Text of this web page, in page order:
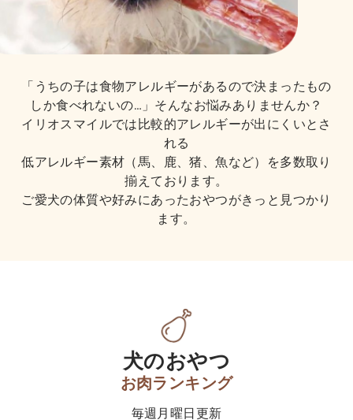
「うちの子は食物アレルギーがあるので決まったもの
しか食べれないの…」そんなお悩みありませんか？
イリオスマイルでは比較的アレルギーが出にくいとさ
れる
低アレルギー素材（馬、鹿、猪、魚など）を多数取り
揃えております。
ご愛犬の体質や好みにあったおやつがきっと見つかり
ます。
犬のおやつ
お肉ランキング
毎週月曜日更新